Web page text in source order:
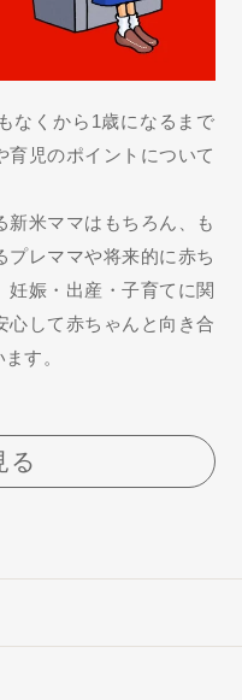
なくから1歳になるまで
児のポイントについて
米ママはもちろん、も
プレママや将来的に赤ち
妊娠・出産・子育てに関
心して赤ちゃんと向き合
す。
る